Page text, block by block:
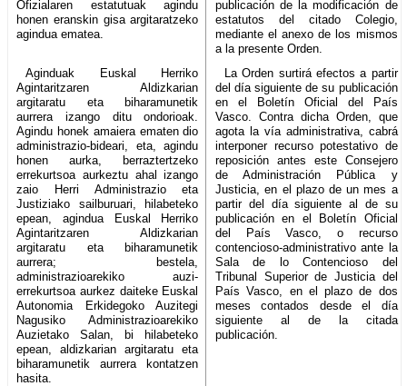
Ofizialaren estatutuak agindu
honen eranskin gisa argitaratzeko
agindua ematea.
publicación de la modificación de
estatutos del citado Colegio,
mediante el anexo de los mismos
a la presente Orden.
Aginduak Euskal Herriko
Agintaritzaren Aldizkarian
argitaratu eta biharamunetik
aurrera izango ditu ondorioak.
Agindu honek amaiera ematen dio
administrazio-bideari, eta, agindu
honen aurka, berraztertzeko
errekurtsoa aurkeztu ahal izango
zaio Herri Administrazio eta
Justiziako sailburuari, hilabeteko
epean, agindua Euskal Herriko
Agintaritzaren Aldizkarian
argitaratu eta biharamunetik
aurrera; bestela,
administrazioarekiko auzi-
errekurtsoa aurkez daiteke Euskal
Autonomia Erkidegoko Auzitegi
Nagusiko Administrazioarekiko
Auzietako Salan, bi hilabeteko
epean, aldizkarian argitaratu eta
biharamunetik aurrera kontatzen
hasita.
La Orden surtirá efectos a partir
del día siguiente de su publicación
en el Boletín Oficial del País
Vasco. Contra dicha Orden, que
agota la vía administrativa, cabrá
interponer recurso potestativo de
reposición antes este Consejero
de Administración Pública y
Justicia, en el plazo de un mes a
partir del día siguiente al de su
publicación en el Boletín Oficial
del País Vasco, o recurso
contencioso-administrativo ante la
Sala de lo Contencioso del
Tribunal Superior de Justicia del
País Vasco, en el plazo de dos
meses contados desde el día
siguiente al de la citada
publicación.